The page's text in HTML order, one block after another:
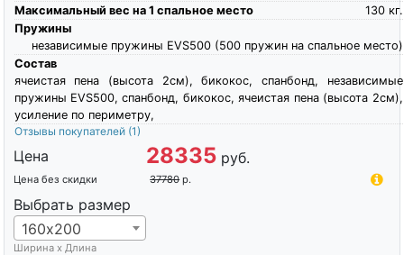
Максимальный вес на 1 спальное место
кг.
130
Пружины
независимые пружины EVS500 (500 пружин на спальное место)
Состав
ячеистая пена (высота 2см), бикокос, спанбонд, независимые
пружины EVS500, спанбонд, бикокос, ячеистая пена (высота 2см),
усиление по периметру,
Отзывы покупателей (1)
Цена 28335 руб.
Цена без скидки 37780 р.
Выбрать размер
160х200
Ширина х Длина